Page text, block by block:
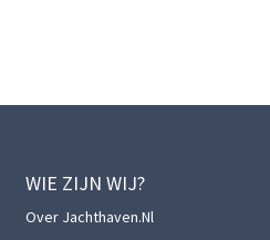
WIE ZIJN WIJ?
Over Jachthaven.nl